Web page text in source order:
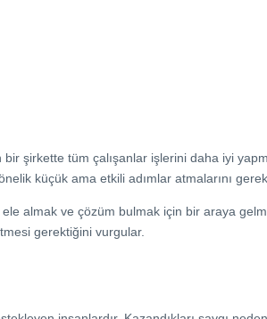
şirkette tüm çalışanlar işlerini daha iyi
küçük ama etkili adımlar atmalarını
almak ve çözüm bulmak için bir araya
gerektiğini vurgular.